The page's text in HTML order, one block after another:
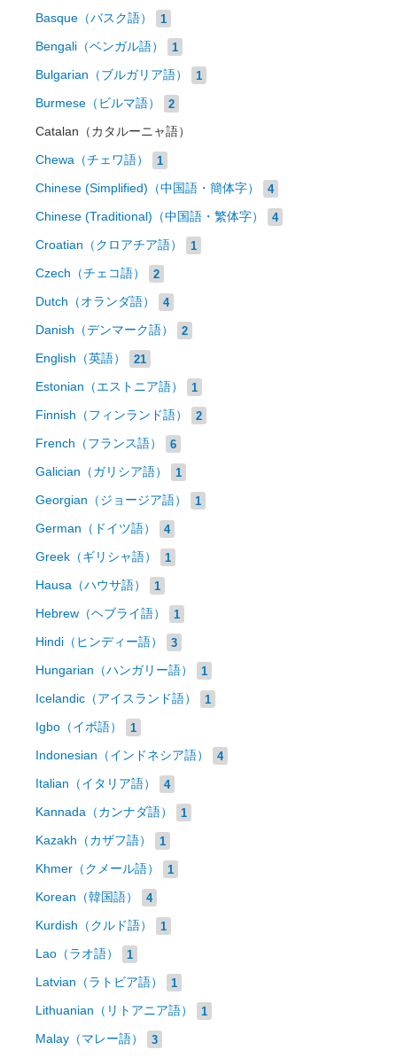
Basque（バスク語） 1
Bengali（ベンガル語） 1
Bulgarian（ブルガリア語） 1
Burmese（ビルマ語） 2
Catalan（カタルーニャ語）
Chewa（チェワ語） 1
Chinese (Simplified)（中国語・簡体字） 4
Chinese (Traditional)（中国語・繁体字） 4
Croatian（クロアチア語） 1
Czech（チェコ語） 2
Dutch（オランダ語） 4
Danish（デンマーク語） 2
English（英語） 21
Estonian（エストニア語） 1
Finnish（フィンランド語） 2
French（フランス語） 6
Galician（ガリシア語） 1
Georgian（ジョージア語） 1
German（ドイツ語） 4
Greek（ギリシャ語） 1
Hausa（ハウサ語） 1
Hebrew（ヘブライ語） 1
Hindi（ヒンディー語） 3
Hungarian（ハンガリー語） 1
Icelandic（アイスランド語） 1
Igbo（イボ語） 1
Indonesian（インドネシア語） 4
Italian（イタリア語） 4
Kannada（カンナダ語） 1
Kazakh（カザフ語） 1
Khmer（クメール語） 1
Korean（韓国語） 4
Kurdish（クルド語） 1
Lao（ラオ語） 1
Latvian（ラトビア語） 1
Lithuanian（リトアニア語） 1
Malay（マレー語） 3